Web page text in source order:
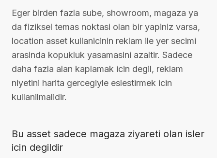
Eger birden fazla sube, showroom, magaza ya
da fiziksel temas noktasi olan bir yapiniz varsa,
location asset kullanicinin reklam ile yer secimi
arasinda kopukluk yasamasini azaltir. Sadece
daha fazla alan kaplamak icin degil, reklam
niyetini harita gercegiyle eslestirmek icin
kullanilmalidir.
Bu asset sadece magaza ziyareti olan isler
icin degildir